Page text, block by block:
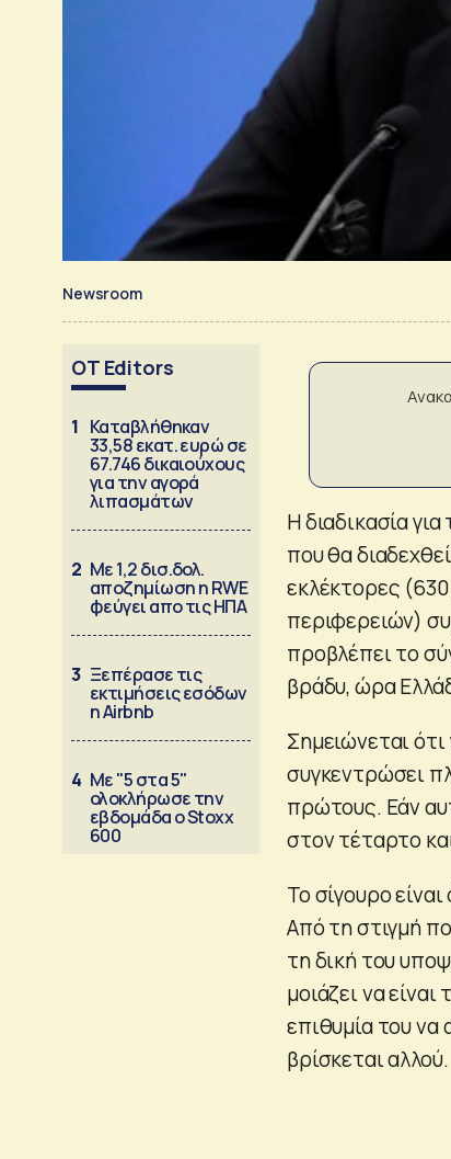
Newsroom
OT Editors
1 Καταβλήθηκαν
33,58 εκατ. ευρώ σε
67.746 δικαιούχους
για την αγορά
λιπασμάτων
2 Με 1,2 δισ.δολ.
αποζημίωση η RWE
φεύγει απο τις ΗΠΑ
3 Ξεπέρασε τις
εκτιμήσεις εσόδων
η Airbnb
4 Με "5 στα 5"
ολοκλήρωσε την
εβδομάδα ο Stoxx
600
Η διαδικασία
που θα
εκλέκτορες
περιφερειών)
προβλέπει το
βράδυ, ώρα
Σημειώνεται
συγκεντρώσει
πρώτους. Εάν
στον τέταρτο
Το σίγουρο
Από τη στιγμή
τη δική του
μοιάζει να
επιθυμία του να
βρίσκεται αλλού.